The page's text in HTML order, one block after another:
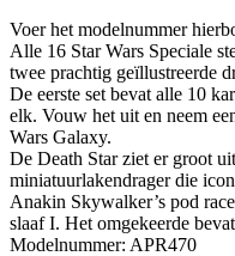
Voer het modelnummer
Alle 16 Star Wars Speciale
twee prachtig geïllustreerde
De eerste set bevat alle 10
elk. Vouw het uit en neem
Wars Galaxy.
De Death Star ziet er groot
miniatuurlakendrager die
Anakin Skywalker’s pod
slaaf I. Het omgekeerde
Modelnummer: APR470